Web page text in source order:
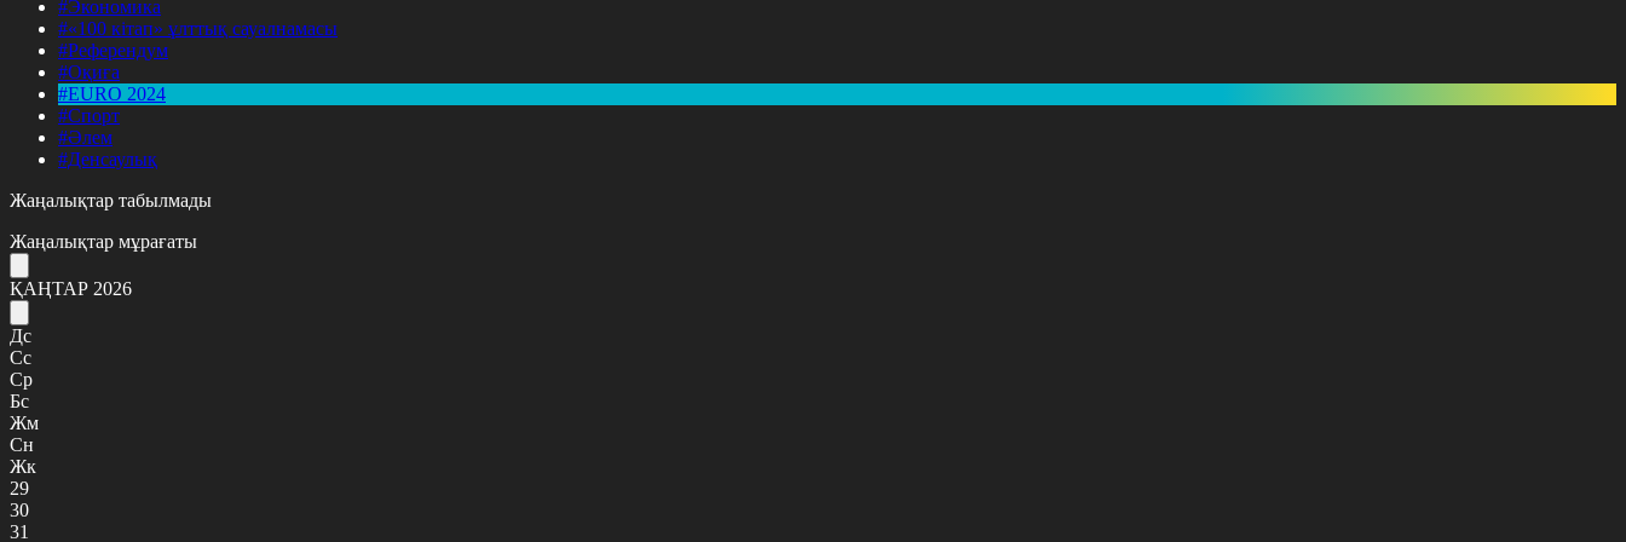
#Экономика
#«100 кітап» ұлттық сауалнамасы
#Референдум
#Оқиға
#EURO 2024
#Спорт
#Әлем
#Денсаулық
Жаңалықтар табылмады
Жаңалықтар мұрағаты
ҚАҢТАР 2026
Дс
Сс
Ср
Бс
Жм
Сн
Жк
29
30
31